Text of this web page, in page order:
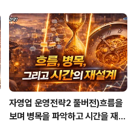
자영업 운영전략2 풀버전)흐름을
보며 병목을 파악하고 시간을 재설